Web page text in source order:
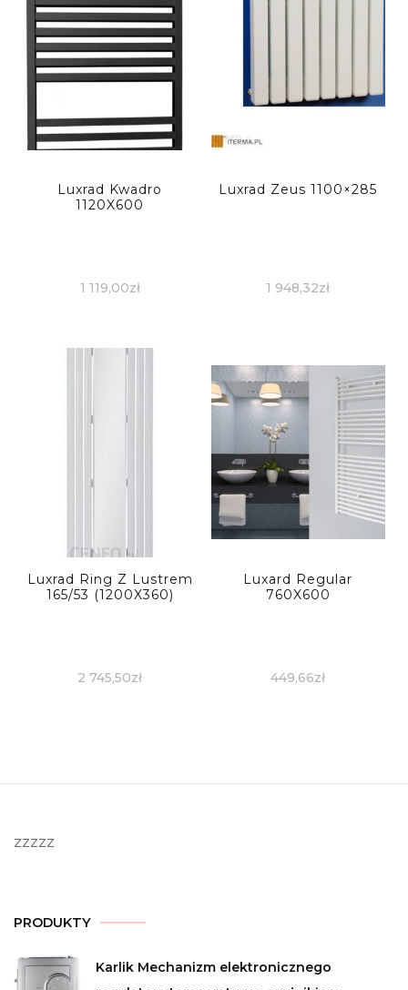
Luxrad Kwadro
1120X600
1 119,00zł
Luxrad Zeus 1100×285
1 948,32zł
Luxrad Ring Z Lustrem
165/53 (1200X360)
2 745,50zł
Luxard Regular
760X600
449,66zł
zzzzz
PRODUKTY
Karlik Mechanizm elektronicznego